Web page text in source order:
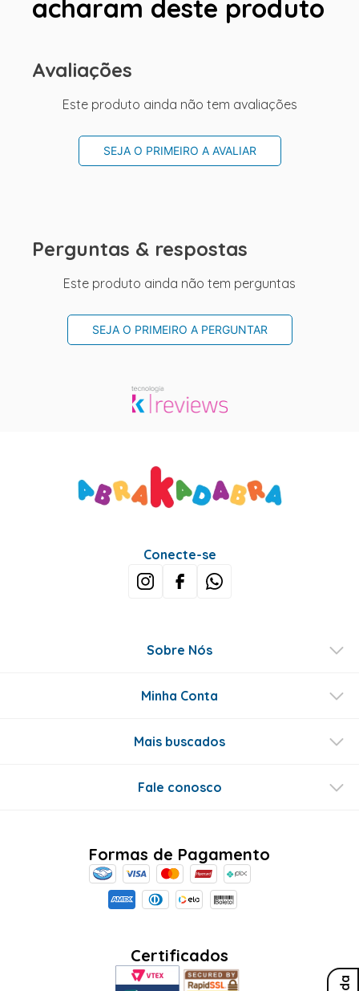
acharam deste produto
Avaliações
Este produto ainda não tem avaliações
SEJA O PRIMEIRO A AVALIAR
Perguntas & respostas
Este produto ainda não tem perguntas
SEJA O PRIMEIRO A PERGUNTAR
Conecte-se
Sobre Nós
Minha Conta
Mais buscados
Fale conosco
Formas de Pagamento
Certificados